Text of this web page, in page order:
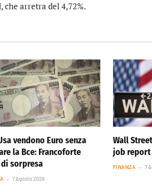
, che arretra del 4,72%.
vendono Euro senza
la Bce: Francoforte
sorpresa
7 Agosto 2026
Wall
job
FINANZA 7